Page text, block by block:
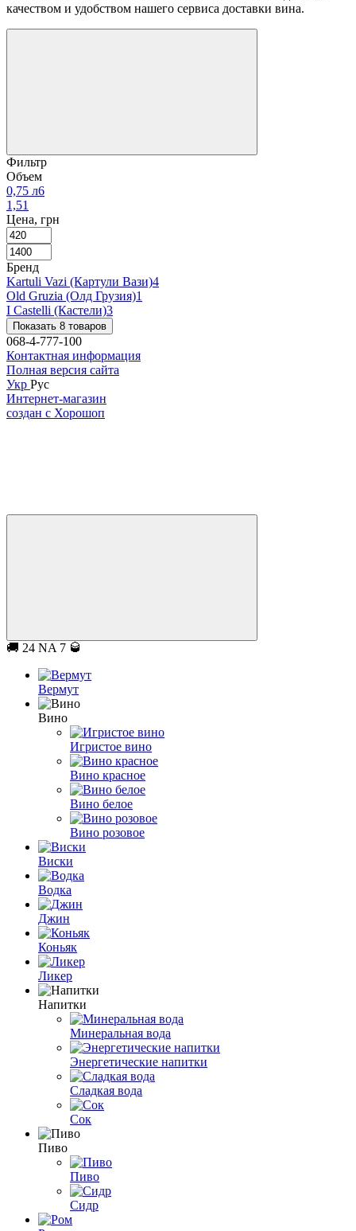
качеством и удобством нашего сервиса доставки вина.
Фильтр
Объем
0,75 л6
1,51
Цена, грн
Бренд
Kartuli Vazi (Картули Вази)4
Old Gruzia (Олд Грузия)1
I Castelli (Кастели)3
Показать 8 товаров
068-4-777-100
Контактная информация
Полная версия сайта
Укр Рус
Интернет-магазин
создан с Хорошоп
🚚 24 NA 7 🥃
Вермут
Вино
Игристое вино
Вино красное
Вино белое
Вино розовое
Виски
Водка
Джин
Коньяк
Ликер
Напитки
Минеральная вода
Энергетические напитки
Сладкая вода
Сок
Пиво
Пиво
Сидр